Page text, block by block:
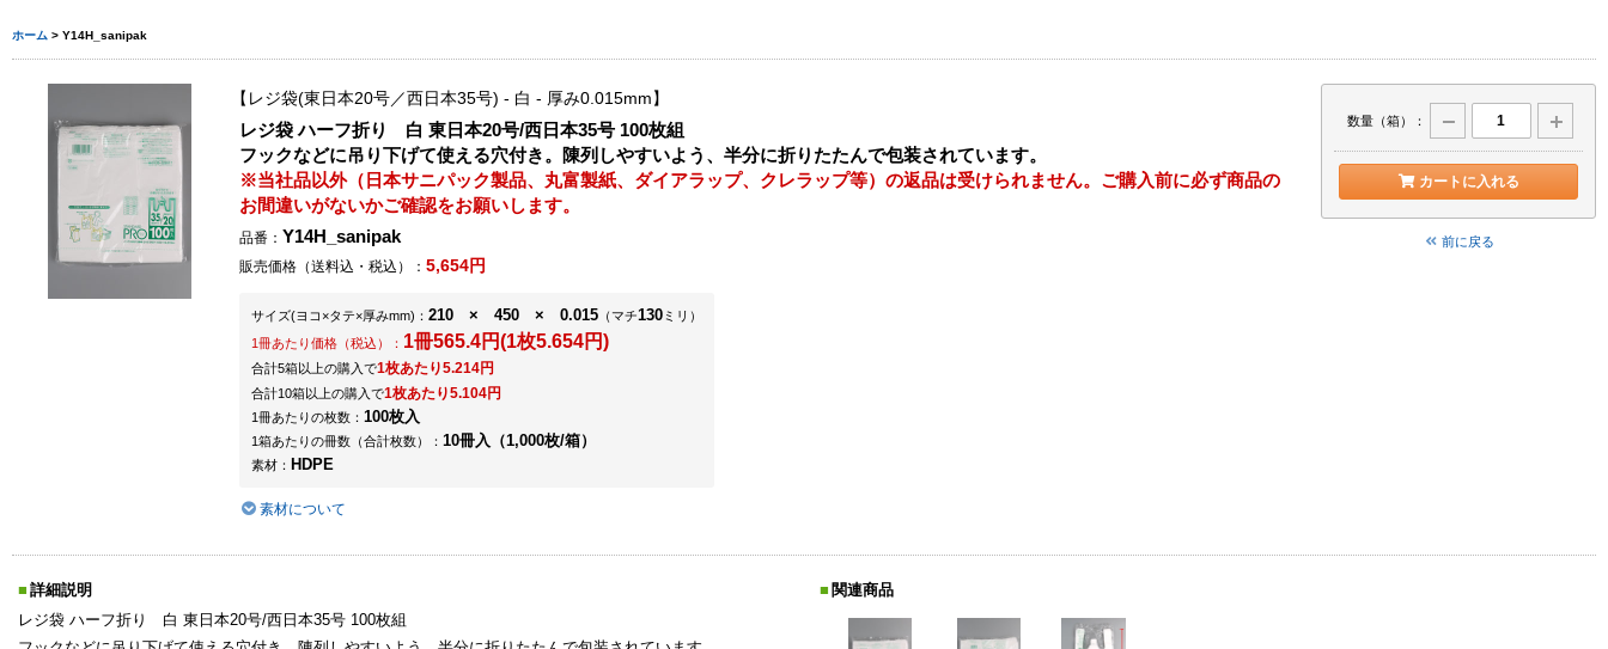
ホーム > Y14H_sanipak
レジ袋(東日本20号／西日本35号) - 白 - 厚み0.015mm
レジ袋 ハーフ折り 白 東日本20号/西日本35号 100枚組
フックなどに吊り下げて使える穴付き。陳列しやすいよう、半分に折りたたんで包装されています。
※当社品以外（日本サニパック製品、丸富製紙、ダイアラップ、クレラップ等）の返品は受けられません。ご購入前に必ず商品の
お間違いがないかご確認をお願いします。
品番： Y14H_sanipak
販売価格（送料込・税込）： 5,654円
サイズ(ヨコ×タテ×厚みmm) ： 210 × 450 × 0.015 （マチ130 ミリ）
1冊あたり価格（税込）： 1冊565.4円(1枚5.654円)
合計5箱以上の購入で1枚あたり5.214円
合計10箱以上の購入で1枚あたり5.104円
1冊あたりの枚数： 100枚入
1箱あたりの冊数（合計枚数）： 10冊入（1,000枚/箱）
素材： HDPE
素材について
数量（箱）：
カートに入れる
前に戻る
詳細説明
レジ袋 ハーフ折り 白 東日本20号/西日本35号 100枚組
関連商品